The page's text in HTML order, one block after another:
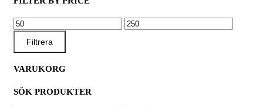
MIN
PRIS
MAX
Filtrera
VARUKORG
SÖK PRODUKTER